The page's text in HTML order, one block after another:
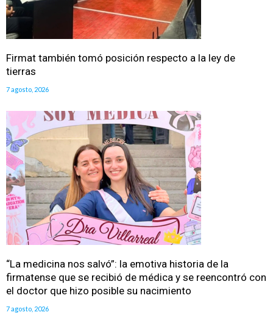
Firmat también tomó posición respecto a la ley de
tierras
7 agosto, 2026
“La medicina nos salvó”: la emotiva historia de la
firmatense que se recibió de médica y se reencontró con
el doctor que hizo posible su nacimiento
7 agosto, 2026